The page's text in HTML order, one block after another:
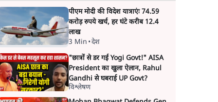
पीएम मोदी की विदेश यात्राएंः 74.59
करोड़ रुपये खर्च, हर घंटे करीब 12.4
लाख
3 Min •देश
"छात्रों से डर गई Yogi Govt!" AISA
President का खुला ऐलान, Rahul
Gandhi से घबराई UP Govt?
विश्लेषण